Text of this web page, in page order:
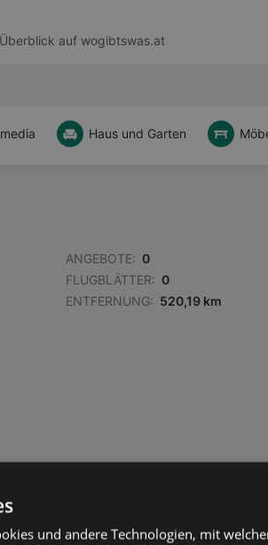
auf wogibtswas.at
Haus und Garten
ANGEBOTE: 0
FLUGBLÄTTER: 0
ENTFERNUNG: 520,19 km
und andere Technologien, mit